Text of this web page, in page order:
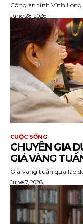
Công an tỉnh Vĩnh Long
June 28, 2026
CUỘC SỐNG
CHUYÊN GIA
GIÁ VÀNG
Giá vàng tuần qua lao
June 7, 2026